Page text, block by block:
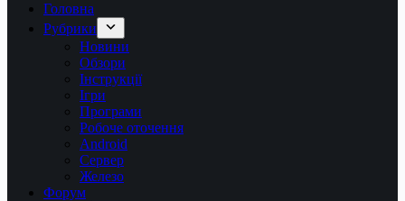
Головна
Рубрики
Новини
Обзори
Інструкції
Ігри
Програми
Робоче оточення
Android
Сервер
Железо
Форум